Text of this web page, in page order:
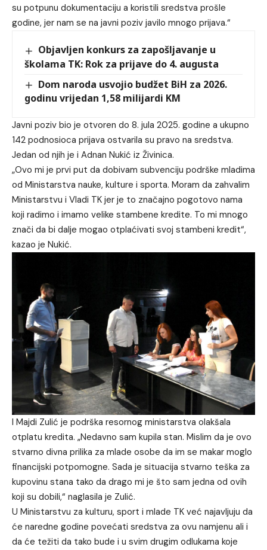
su potpunu dokumentaciju a koristili sredstva prošle
godine, jer nam se na javni poziv javilo mnogo prijava.“
Objavljen konkurs za zapošljavanje u
školama TK: Rok za prijave do 4. augusta
Dom naroda usvojio budžet BiH za 2026.
godinu vrijedan 1,58 milijardi KM
Javni poziv bio je otvoren do 8. jula 2025. godine a ukupno
142 podnosioca prijava ostvarila su pravo na sredstva.
Jedan od njih je i Adnan Nukić iz Živinica.
„Ovo mi je prvi put da dobivam subvenciju podrške mladima
od Ministarstva nauke, kulture i sporta. Moram da zahvalim
Ministarstvu i Vladi TK jer je to značajno pogotovo nama
koji radimo i imamo velike stambene kredite. To mi mnogo
znači da bi dalje mogao otplaćivati svoj stambeni kredit“,
kazao je Nukić.
I Majdi Zulić je podrška resornog ministarstva olakšala
otplatu kredita. „Nedavno sam kupila stan. Mislim da je ovo
stvarno divna prilika za mlade osobe da im se makar moglo
financijski potpomogne. Sada je situacija stvarno teška za
kupovinu stana tako da drago mi je što sam jedna od ovih
koji su dobili,“ naglasila je Zulić.
U Ministarstvu za kulturu, sport i mlade TK već najavljuju da
će naredne godine povećati sredstva za ovu namjenu ali i
da će težiti da tako bude i u svim drugim odlukama koje